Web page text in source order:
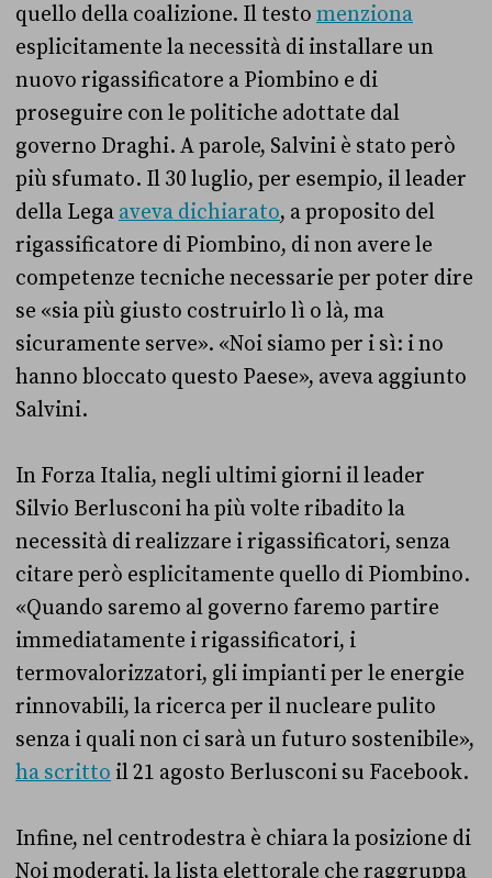
quello della coalizione. Il testo menziona
esplicitamente la necessità di installare un
nuovo rigassificatore a Piombino e di
proseguire con le politiche adottate dal
governo Draghi. A parole, Salvini è stato però
più sfumato. Il 30 luglio, per esempio, il leader
della Lega aveva dichiarato, a proposito del
rigassificatore di Piombino, di non avere le
competenze tecniche necessarie per poter dire
se «sia più giusto costruirlo lì o là, ma
sicuramente serve». «Noi siamo per i sì: i no
hanno bloccato questo Paese», aveva aggiunto
Salvini.
In Forza Italia, negli ultimi giorni il leader
Silvio Berlusconi ha più volte ribadito la
necessità di realizzare i rigassificatori, senza
citare però esplicitamente quello di Piombino.
«Quando saremo al governo faremo partire
immediatamente i rigassificatori, i
termovalorizzatori, gli impianti per le energie
rinnovabili, la ricerca per il nucleare pulito
senza i quali non ci sarà un futuro sostenibile»,
ha scritto il 21 agosto Berlusconi su Facebook.
Infine, nel centrodestra è chiara la posizione di
Noi moderati, la lista elettorale che raggruppa